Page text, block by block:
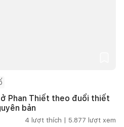
Phan Thiết theo đuổi thiết
bản
4 lượt thích | 5.877 lượt xem